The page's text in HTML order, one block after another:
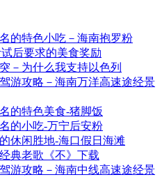
的特色小吃－海南抱罗粉
试后要求的美食奖励
－为什么我支持以色列
游攻略－海南万洋高速途经景
的特色美食-猪脚饭
的小吃-万宁后安粉
休闲胜地-海口假日海滩
典老歌《不》下载
游攻略－海南中线高速途经景